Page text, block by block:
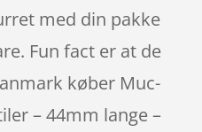
med din pakke
Fun fact er at de
køber Muc-
– 44mm lange –